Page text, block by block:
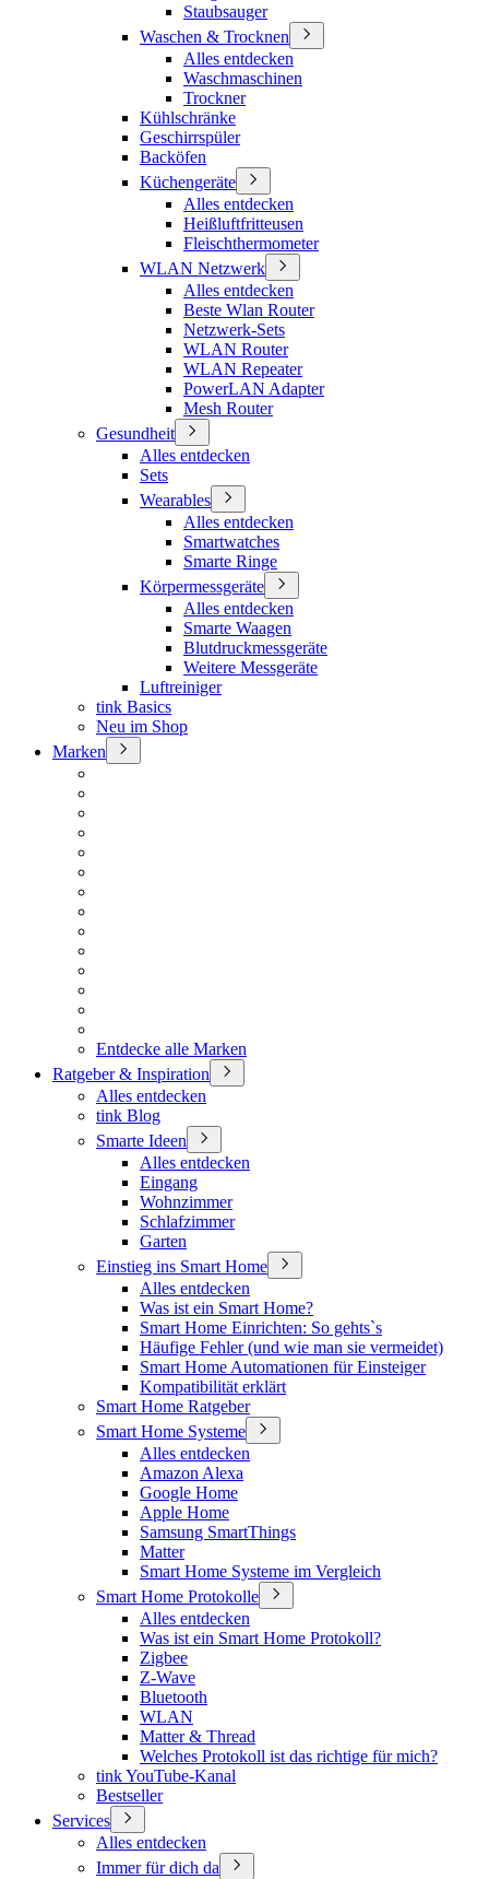
Staubsauger
Waschen & Trocknen
Alles entdecken
Waschmaschinen
Trockner
Kühlschränke
Geschirrspüler
Backöfen
Küchengeräte
Alles entdecken
Heißluftfritteusen
Fleischthermometer
WLAN Netzwerk
Alles entdecken
Beste Wlan Router
Netzwerk-Sets
WLAN Router
WLAN Repeater
PowerLAN Adapter
Mesh Router
Gesundheit
Alles entdecken
Sets
Wearables
Alles entdecken
Smartwatches
Smarte Ringe
Körpermessgeräte
Alles entdecken
Smarte Waagen
Blutdruckmessgeräte
Weitere Messgeräte
Luftreiniger
tink Basics
Neu im Shop
Marken
Entdecke alle Marken
Ratgeber & Inspiration
Alles entdecken
tink Blog
Smarte Ideen
Alles entdecken
Eingang
Wohnzimmer
Schlafzimmer
Garten
Einstieg ins Smart Home
Alles entdecken
Was ist ein Smart Home?
Smart Home Einrichten: So gehts`s
Häufige Fehler (und wie man sie vermeidet)
Smart Home Automationen für Einsteiger
Kompatibilität erklärt
Smart Home Ratgeber
Smart Home Systeme
Alles entdecken
Amazon Alexa
Google Home
Apple Home
Samsung SmartThings
Matter
Smart Home Systeme im Vergleich
Smart Home Protokolle
Alles entdecken
Was ist ein Smart Home Protokoll?
Zigbee
Z-Wave
Bluetooth
WLAN
Matter & Thread
Welches Protokoll ist das richtige für mich?
tink YouTube-Kanal
Bestseller
Services
Alles entdecken
Immer für dich da